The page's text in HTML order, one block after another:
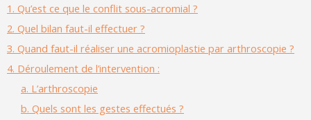
1. Qu’est ce que le conflit sous-acromial ?
2. Quel bilan faut-il effectuer ?
3. Quand faut-il réaliser une acromioplastie par arthroscopie ?
4. Déroulement de l’intervention :
a. L’arthroscopie
b. Quels sont les gestes effectués ?